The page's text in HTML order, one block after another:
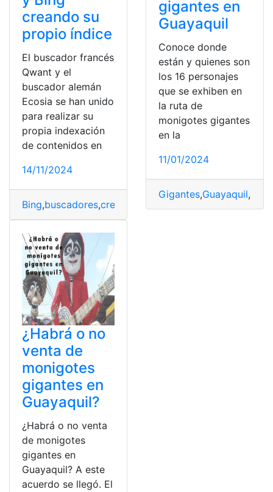
creando su
propio índice
El buscador francés
Qwant y el
buscador alemán
Ecosia se han unido
para realizar su
propia indexación
de contenidos en
14/11/2024
Bing,buscadores,creando
gigantes en
Guayaquil
Conoce donde
están y quienes son
los 16 personajes
que se exhiben en
la ruta de
monigotes gigantes
en la
11/01/2024
Gigantes,Guayaquil,
¿Habrá o no
venta de
monigotes
gigantes en
Guayaquil?
¿Habrá o no venta
de monigotes
gigantes en
Guayaquil? A este
acuerdo se llegó. El